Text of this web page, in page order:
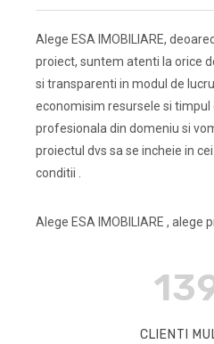
Alege ESA IMOBILIARE,
proiect, suntem atenti la orice
si transparenti in modul de
economisim resursele si
profesionala din domeniu si
proiectul dvs sa se incheie in
conditii .
Alege ESA IMOBILIARE ,
CLIENTI